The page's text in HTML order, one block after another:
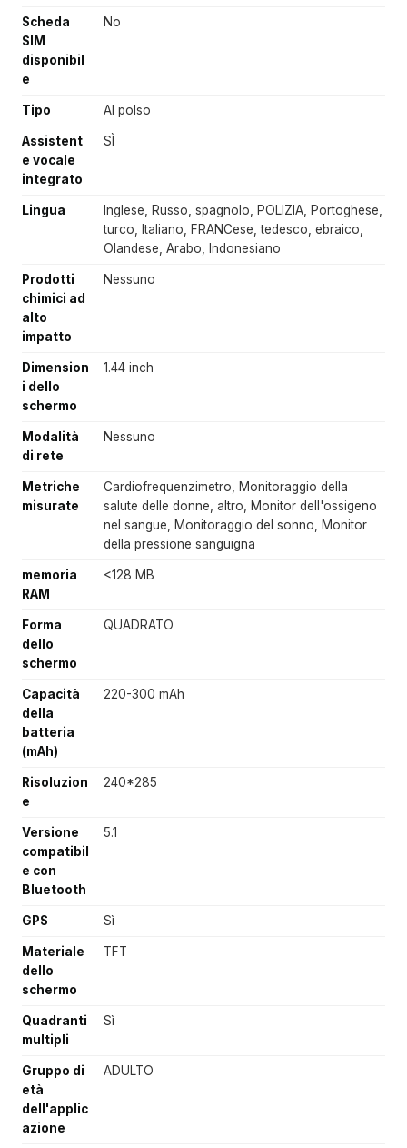
Scheda
SIM
disponibil
e
No
Tipo Al polso
Assistent
e vocale
integrato
SÌ
Lingua
Inglese, Russo, spagnolo, POLIZIA, Portoghese,
turco, Italiano, FRANCese, tedesco, ebraico,
Olandese, Arabo, Indonesiano
Prodotti
chimici ad
alto
impatto
Nessuno
Dimension
i dello
schermo
1.44 inch
Modalità
di rete
Nessuno
Metriche
misurate
Cardiofrequenzimetro, Monitoraggio della
salute delle donne, altro, Monitor dell'ossigeno
nel sangue, Monitoraggio del sonno, Monitor
della pressione sanguigna
memoria
RAM
<128 MB
Forma
dello
schermo
QUADRATO
Capacità
della
batteria
(mAh)
220-300 mAh
Risoluzion
e
240*285
Versione
compatibil
e con
Bluetooth
5.1
GPS Sì
Materiale
dello
schermo
TFT
Quadranti
multipli
Sì
Gruppo di
età
dell'applic
azione
ADULTO